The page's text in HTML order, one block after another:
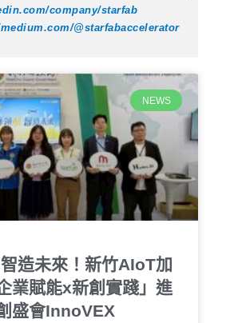
company/starfab
@starfabaccelerator
NEWS
造未來！新竹AIoT加
業賦能x新創實踐」進
盛會InnoVEX